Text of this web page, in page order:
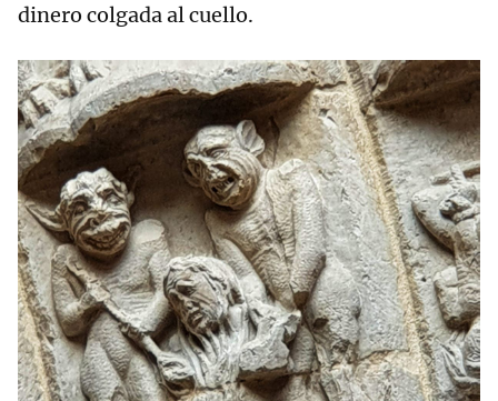
dinero colgada al cuello.